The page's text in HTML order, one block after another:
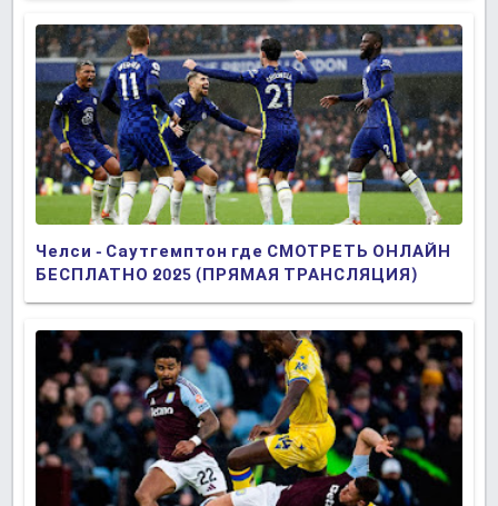
Челси - Саутгемптон где СМОТРЕТЬ ОНЛАЙН
БЕСПЛАТНО 2025 (ПРЯМАЯ ТРАНСЛЯЦИЯ)